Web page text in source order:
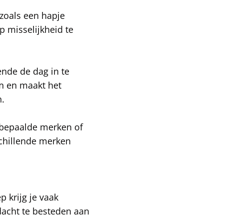
een hapje
misselijkheid te
de dag in te
en maakt het
merken of
merken
krijg je vaak
te besteden aan